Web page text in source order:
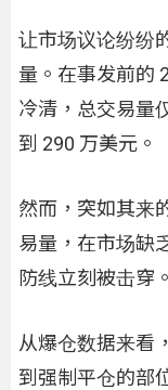
让市场议论纷纷
量。在事发前的
冷清，总交易量
到 290 万美元。
然而，突如其来
易量，在市场缺
防线立刻被击穿。
从爆仓数据来看
到强制平仓的部